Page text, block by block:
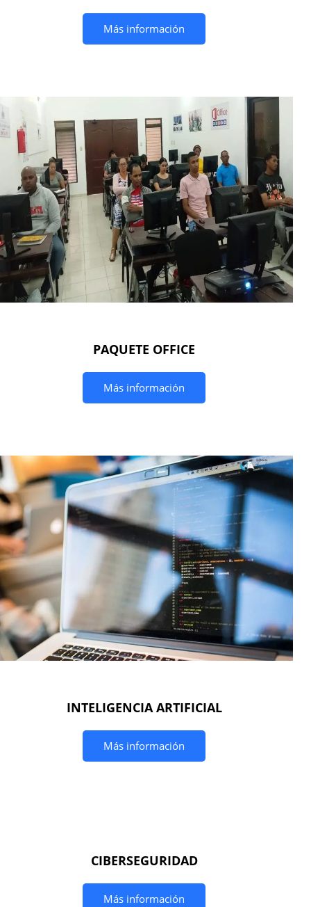
Más información
PAQUETE OFFICE
Más información
INTELIGENCIA ARTIFICIAL
Más información
CIBERSEGURIDAD
Más información